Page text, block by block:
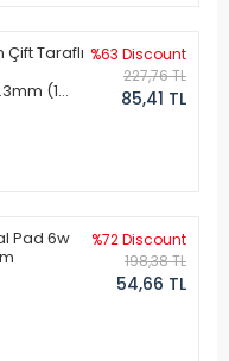
Taraflı
(1
%63 Discount
227,76 TL
85,41 TL
Pad 6w
%72 Discount
198,38 TL
54,66 TL